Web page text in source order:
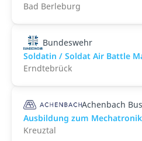
Bad Berleburg
Bundeswehr
Soldatin / Soldat Air Battle
Erndtebrück
Achenbach
Ausbildung zum
Kreuztal